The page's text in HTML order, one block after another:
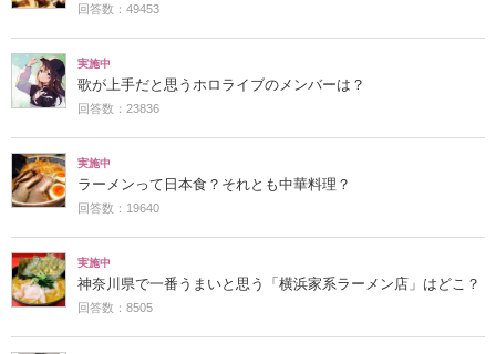
回答数：49453
実施中
歌が上手だと思うホロライブのメンバーは？
回答数：23836
実施中
ラーメンって日本食？それとも中華料理？
回答数：19640
実施中
神奈川県で一番うまいと思う「横浜家系ラーメン店」はどこ？
回答数：8505